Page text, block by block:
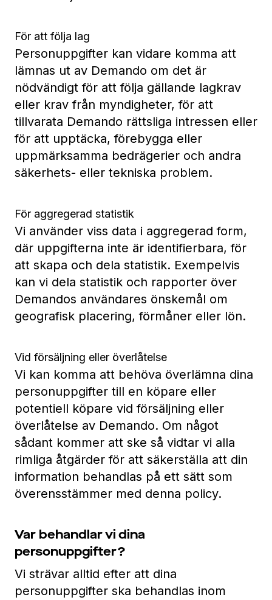
För att följa lag
Personuppgifter kan vidare komma att
lämnas ut av Demando om det är
nödvändigt för att följa gällande lagkrav
eller krav från myndigheter, för att
tillvarata Demando rättsliga intressen eller
för att upptäcka, förebygga eller
uppmärksamma bedrägerier och andra
säkerhets- eller tekniska problem.
För aggregerad statistik
Vi använder viss data i aggregerad form,
där uppgifterna inte är identifierbara, för
att skapa och dela statistik. Exempelvis
kan vi dela statistik och rapporter över
Demandos användares önskemål om
geografisk placering, förmåner eller lön.
Vid försäljning eller överlåtelse
Vi kan komma att behöva överlämna dina
personuppgifter till en köpare eller
potentiell köpare vid försäljning eller
överlåtelse av Demando. Om något
sådant kommer att ske så vidtar vi alla
rimliga åtgärder för att säkerställa att din
information behandlas på ett sätt som
överensstämmer med denna policy.
Var behandlar vi dina
personuppgifter?
Vi strävar alltid efter att dina
personuppgifter ska behandlas inom